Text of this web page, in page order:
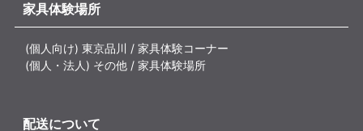
家具体験場所
(個人向け) 東京品川 / 家具体験コーナー
(個人・法人) その他 / 家具体験場所
配送について